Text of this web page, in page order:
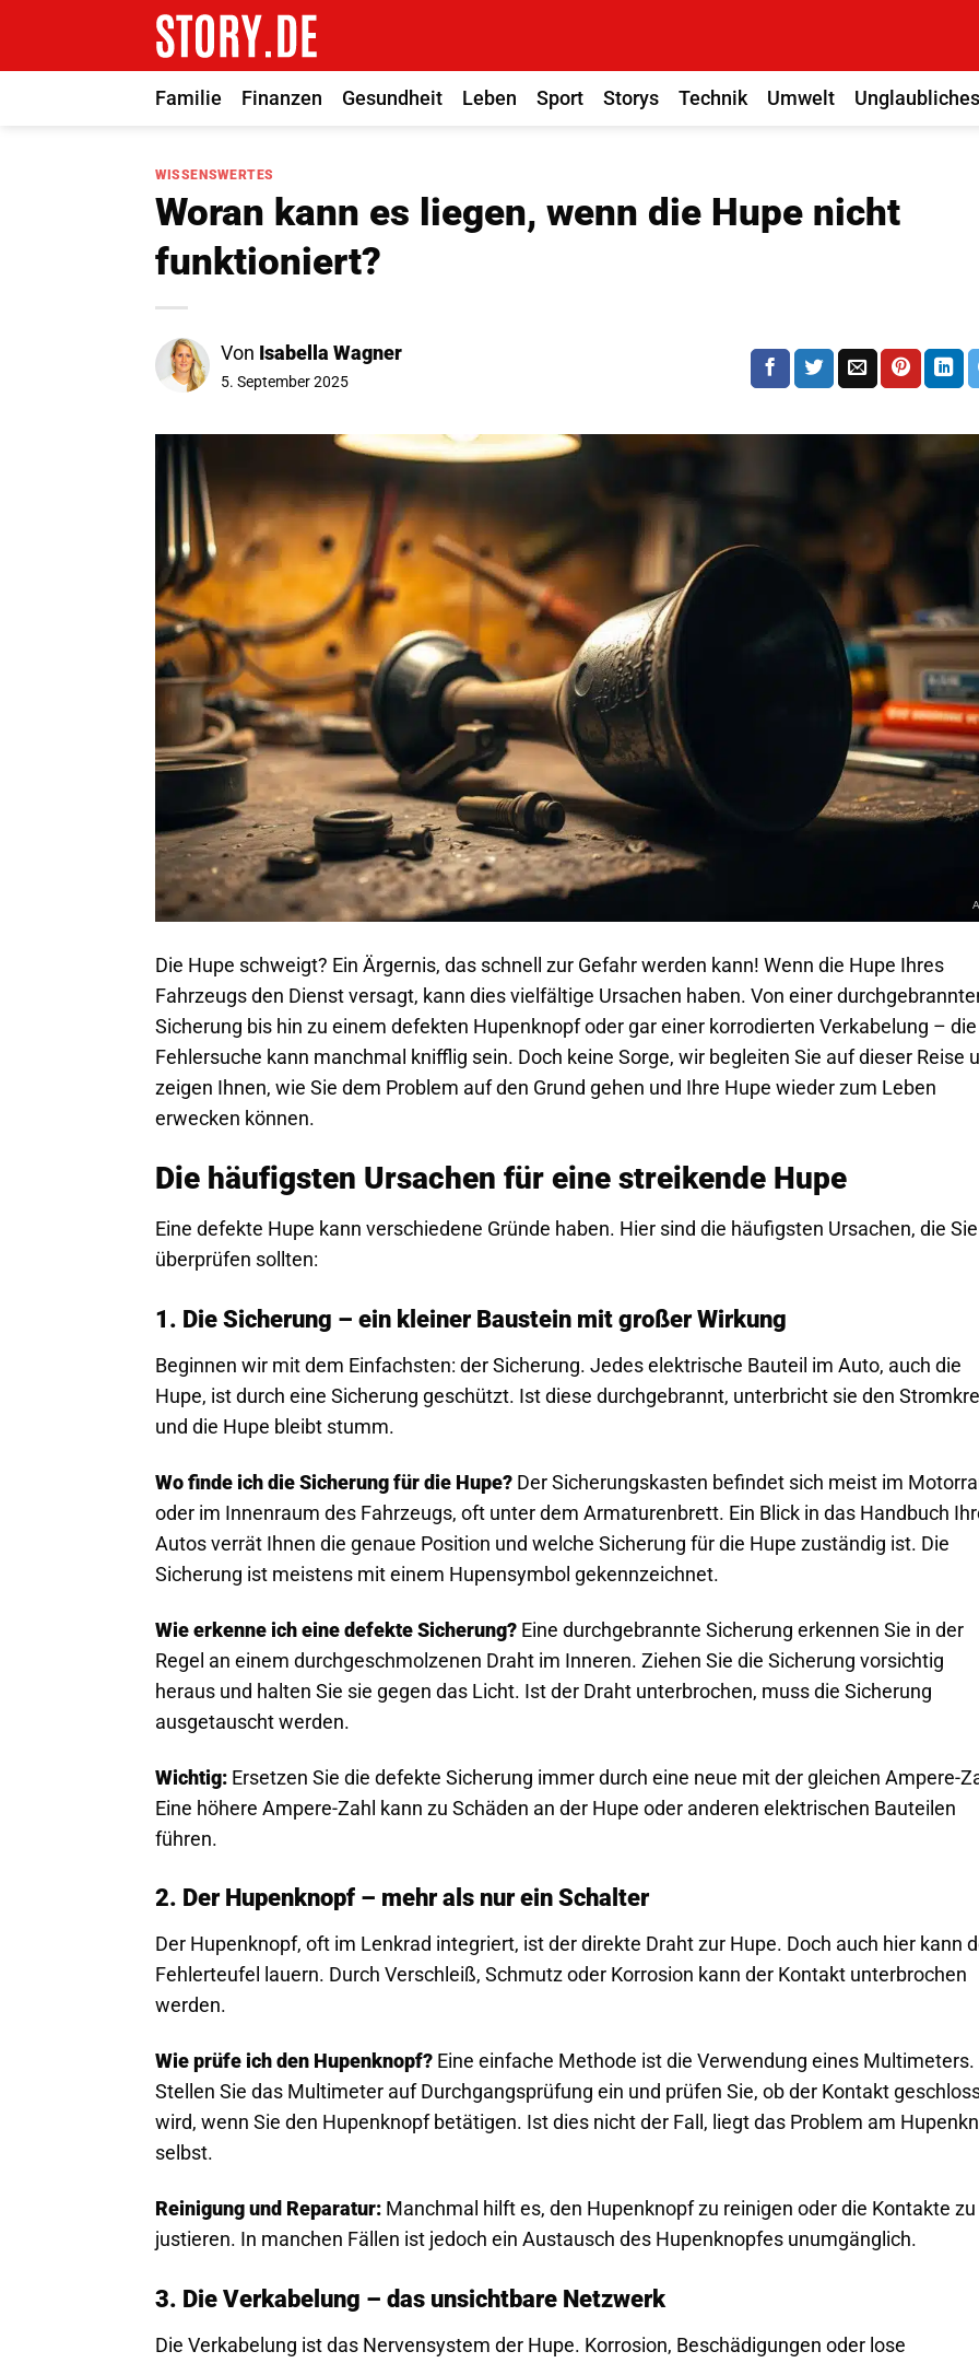
springen
Familie
Finanzen Gesundheit Leben Sport Storys Technik Umwelt Unglaubliches
WISSENSWERTES
Woran kann es liegen, wenn die Hupe nicht
funktioniert?
Von Isabella Wagner
5. September 2025
Die Hupe schweigt? Ein Ärgernis, das schnell zur Gefahr werden kann! Wenn die Hupe Ihres
Fahrzeugs den Dienst versagt, kann dies vielfältige Ursachen haben. Von einer
Sicherung bis hin zu einem defekten Hupenknopf oder gar einer korrodierten Verkabelung – die
Fehlersuche kann manchmal knifflig sein. Doch keine Sorge, wir begleiten Sie auf dieser Reise
zeigen Ihnen, wie Sie dem Problem auf den Grund gehen und Ihre Hupe wieder zum Leben
erwecken können.
Die häufigsten Ursachen für eine streikende Hupe
Eine defekte Hupe kann verschiedene Gründe haben. Hier sind die häufigsten Ursachen, die Sie
überprüfen sollten:
1. Die Sicherung – ein kleiner Baustein mit großer Wirkung
Beginnen wir mit dem Einfachsten: der Sicherung. Jedes elektrische Bauteil im Auto, auch die
Hupe, ist durch eine Sicherung geschützt. Ist diese durchgebrannt, unterbricht sie den
und die Hupe bleibt stumm.
Wo finde ich die Sicherung für die Hupe? Der Sicherungskasten befindet sich meist im
oder im Innenraum des Fahrzeugs, oft unter dem Armaturenbrett. Ein Blick in das Handbuch
Autos verrät Ihnen die genaue Position und welche Sicherung für die Hupe zuständig ist. Die
Sicherung ist meistens mit einem Hupensymbol gekennzeichnet.
Wie erkenne ich eine defekte Sicherung? Eine durchgebrannte Sicherung erkennen Sie in der
Regel an einem durchgeschmolzenen Draht im Inneren. Ziehen Sie die Sicherung vorsichtig
heraus und halten Sie sie gegen das Licht. Ist der Draht unterbrochen, muss die Sicherung
ausgetauscht werden.
Wichtig: Ersetzen Sie die defekte Sicherung immer durch eine neue mit der gleichen Ampere-
Eine höhere Ampere-Zahl kann zu Schäden an der Hupe oder anderen elektrischen Bauteilen
führen.
2. Der Hupenknopf – mehr als nur ein Schalter
Der Hupenknopf, oft im Lenkrad integriert, ist der direkte Draht zur Hupe. Doch auch hier kann
Fehlerteufel lauern. Durch Verschleiß, Schmutz oder Korrosion kann der Kontakt unterbrochen
werden.
Wie prüfe ich den Hupenknopf? Eine einfache Methode ist die Verwendung eines Multimeters.
Stellen Sie das Multimeter auf Durchgangsprüfung ein und prüfen Sie, ob der Kontakt
wird, wenn Sie den Hupenknopf betätigen. Ist dies nicht der Fall, liegt das Problem am
selbst.
Reinigung und Reparatur: Manchmal hilft es, den Hupenknopf zu reinigen oder die Kontakte zu
justieren. In manchen Fällen ist jedoch ein Austausch des Hupenknopfes unumgänglich.
3. Die Verkabelung – das unsichtbare Netzwerk
Die Verkabelung ist das Nervensystem der Hupe. Korrosion, Beschädigungen oder lose